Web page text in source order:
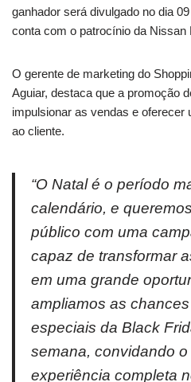
ganhador será divulgado no dia
conta com o patrocínio da Nissan
O gerente de marketing do
Aguiar, destaca que a promoção
impulsionar as vendas e oferecer
ao cliente.
“O Natal é o período
calendário, e
público com uma
capaz de transformar
em uma grande
ampliamos as
especiais da Black
semana, convidando
experiência completa